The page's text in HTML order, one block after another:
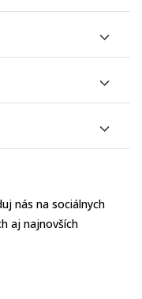
nás na sociálnych
aj najnovších